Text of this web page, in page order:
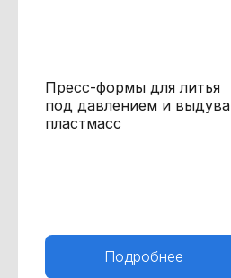
Пресс-формы для литья
под давлением и выдува
пластмасс
Подробнее